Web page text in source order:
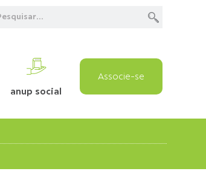
anup social
Associe-se